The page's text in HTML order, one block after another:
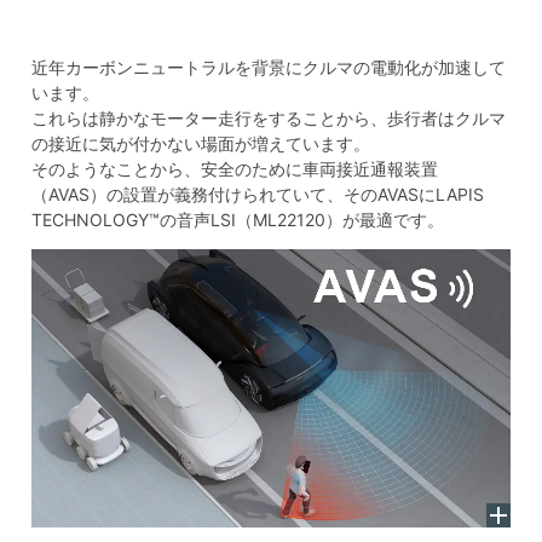
近年カーボンニュートラルを背景にクルマの電動化が加速して
います。
これらは静かなモーター走行をすることから、歩行者はクルマ
の接近に気が付かない場面が増えています。
そのようなことから、安全のために車両接近通報装置
（AVAS）の設置が義務付けられていて、そのAVASにLAPIS
TECHNOLOGY™の音声LSI（ML22120）が最適です。